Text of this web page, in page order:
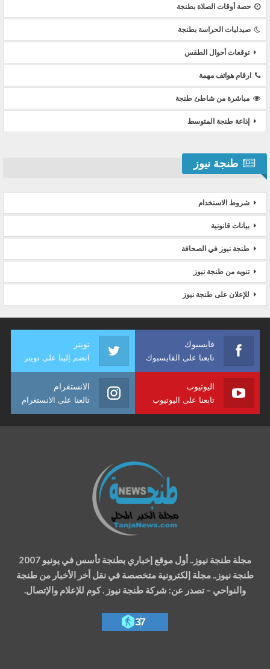
حصة أوقات الصلاة بطنجة
صيدليات الحراسة بطنجة
توقعات أحوال الطقس
ارقام هواتف مهمة
مباشرة من شاطئ طنجة
إذاعة طنجة المتوسط
طنجة نيوز
شروط الاستخدام
بيانات قانونية
طنجة نيوز في الصحافة
تنويه من طنجة نيوز
للإعلان على طنجة نيوز
فايسبوك
تابعنا على الفايسبوك
تويتر
انضم إلينا على تويتر
اليوتيوب
تابعنا على اليوتيوب
الانستغرام
تالعنا على الانستغرام
مجلة طنجة نيوز.. أول موقع إخباري بطنجة تأسس في يونيو 2007
طنجة نيوز.. مجلة إلكترونية متخصصة في نقل أخر الأخبار من طنجة
والنواحي – تصدر عن: شركة طنجة نيوز . كوم للإعلام والإتصال.
37